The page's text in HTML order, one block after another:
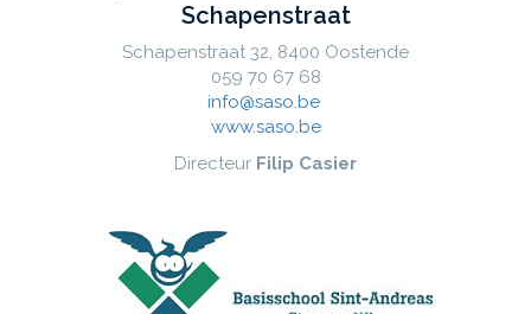
Schapenstraat
Schapenstraat 32, 8400 Oostende
059 70 67 68
info@saso.be
www.saso.be
Directeur Filip Casier